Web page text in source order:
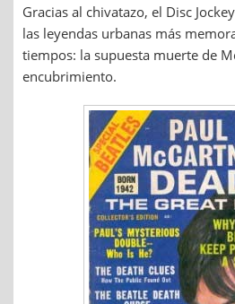
Gracias al chivatazo, el Disc
las leyendas urbanas más
tiempos: la supuesta muerte de
encubrimiento.